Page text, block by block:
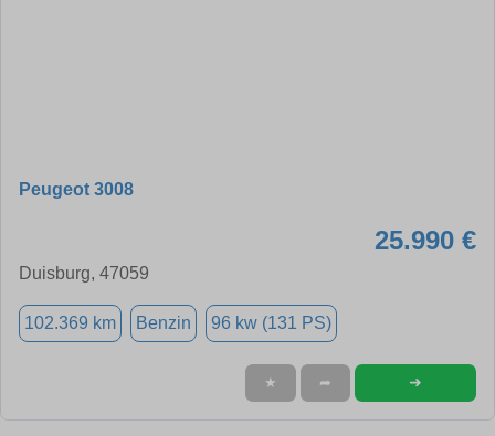
Peugeot 3008
25.990 €
Duisburg, 47059
102.369 km Benzin 96 kw (131 PS)
★ ➦ ➜